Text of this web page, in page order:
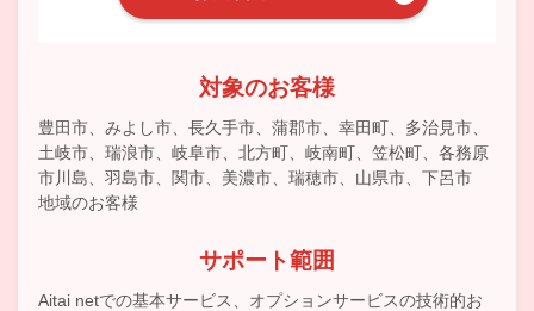
対象のお客様
豊田市、みよし市、長久手市、蒲郡市、幸田町、多治見市、
土岐市、瑞浪市、岐阜市、北方町、岐南町、笠松町、各務原
市川島、羽島市、関市、美濃市、瑞穂市、山県市、下呂市
地域のお客様
サポート範囲
Aitai netでの基本サービス、オプションサービスの技術的お